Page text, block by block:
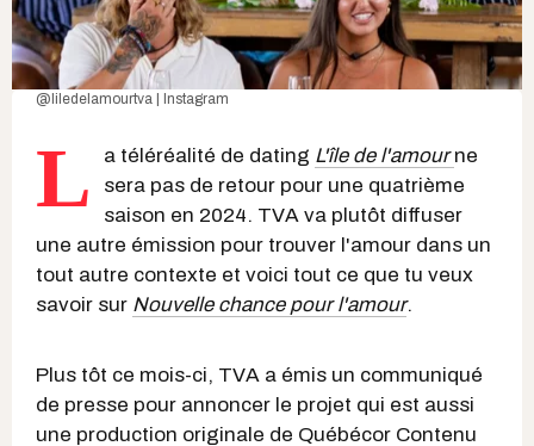
@liledelamourtva | Instagram
L a téléréalité de dating L'île de l'amour ne
sera pas de retour pour une quatrième
saison en 2024. TVA va plutôt diffuser
une autre émission pour trouver l'amour dans un
tout autre contexte et voici tout ce que tu veux
savoir sur Nouvelle chance pour l'amour.
Plus tôt ce mois-ci, TVA a émis un communiqué
de presse pour annoncer le projet qui est aussi
une production originale de Québécor Contenu